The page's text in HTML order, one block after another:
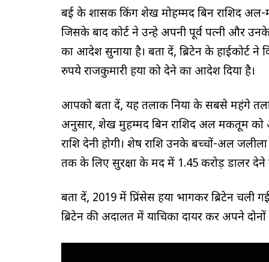
दुबई के शासक किंग शेख मोहम्मद बिन राशिद
जिसके बाद कोर्ट ने उन्हे अपनी पूर्व पत्नी और
का आदेश सुनाया है। बता दें, ब्रिटेन के
रुपये राजकुमारी हया को देने का आदेश दिया है।
आपको बता दें, यह तलाक दुनिया के सबसे महंगे
अनुसार, शेख मुहम्मद बिन राशिद अल मकतूम को
राशि देनी होगी। शेष राशि उनके बच्चों-अल
तक के लिए सुरक्षा के मद में 1.45 करोड़ डालर देने
बता दें, 2019 में प्रिंसेस हया भागकर ब्रिटेन चली
ब्रिटेन की अदालत में याचिका दायर कर अपने